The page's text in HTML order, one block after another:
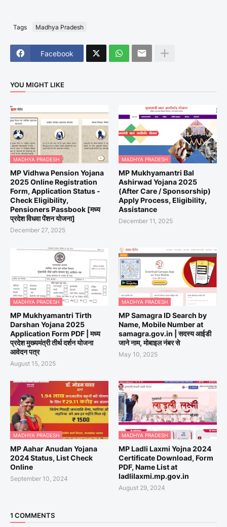
Tags Madhya Pradesh
Facebook
YOU MIGHT LIKE
MADHYA PRADESH
MP Vidhwa Pension Yojana
2025 Online Registration
Form, Application Status -
Check Eligibility,
Pensioners Passbook [मध्य
प्रदेश विधवा पेंशन योजना]
December 27, 2025
MADHYA PRADESH
MP Mukhyamantri Bal
Ashirwad Yojana 2025
(After Care / Sponsorship)
Apply Process, Eligibility,
Assistance
December 11, 2025
MADHYA PRADESH
MP Mukhyamantri Tirth
Darshan Yojana 2025
Application Form PDF | मध्य
प्रदेश मुख्यमंत्री तीर्थ दर्शन योजना
आवेदन पत्र
August 15, 2025
MADHYA PRADESH
MP Samagra ID Search by
Name, Mobile Number at
samagra.gov.in | सदस्य आईडी
जाने नाम, मोबाइल नंबर से
May 10, 2025
MADHYA PRADESH
MP Aahar Anudan Yojana
2024 Status, List Check
Online
September 10, 2024
MADHYA PRADESH
MP Ladli Laxmi Yojna 2024
Certificate Download, Form
PDF, Name List at
ladlilaxmi.mp.gov.in
August 29, 2024
1 COMMENTS